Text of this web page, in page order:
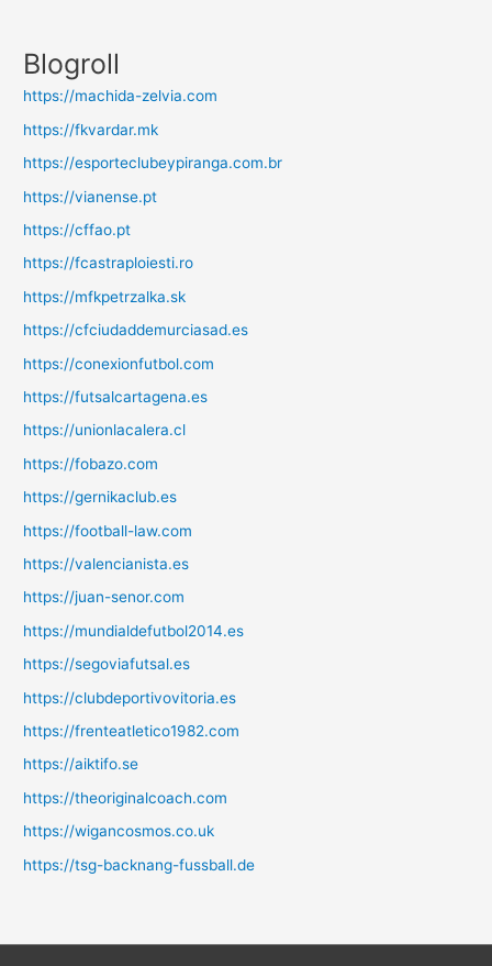
Blogroll
https://machida-zelvia.com
https://fkvardar.mk
https://esporteclubeypiranga.com.br
https://vianense.pt
https://cffao.pt
https://fcastraploiesti.ro
https://mfkpetrzalka.sk
https://cfciudaddemurciasad.es
https://conexionfutbol.com
https://futsalcartagena.es
https://unionlacalera.cl
https://fobazo.com
https://gernikaclub.es
https://football-law.com
https://valencianista.es
https://juan-senor.com
https://mundialdefutbol2014.es
https://segoviafutsal.es
https://clubdeportivovitoria.es
https://frenteatletico1982.com
https://aiktifo.se
https://theoriginalcoach.com
https://wigancosmos.co.uk
https://tsg-backnang-fussball.de